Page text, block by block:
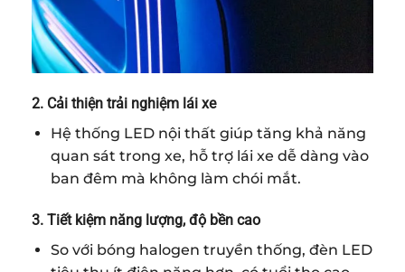
2. Cải thiện trải nghiệm lái xe
Hệ thống LED nội thất giúp tăng khả năng
quan sát trong xe, hỗ trợ lái xe dễ dàng vào
ban đêm mà không làm chói mắt.
3. Tiết kiệm năng lượng, độ bền cao
So với bóng halogen truyền thống, đèn LED